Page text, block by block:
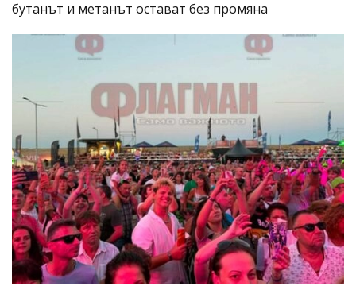
бутанът и метанът остават без промяна